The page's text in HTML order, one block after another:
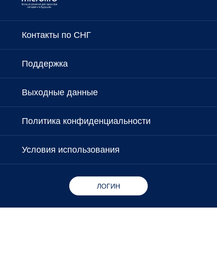
Контакты по СНГ
Поддержка
Выходные данные
Политика конфиденциальности
Условия использования
ЛОГИН